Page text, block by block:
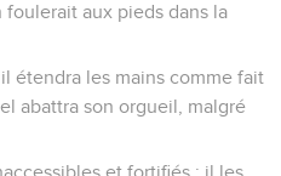
aux pieds dans la
étendra les mains comme fait
abattra son orgueil, malgré
et fortifiés ; il les